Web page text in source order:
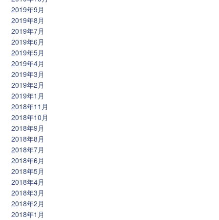
2019年9月
2019年8月
2019年7月
2019年6月
2019年5月
2019年4月
2019年3月
2019年2月
2019年1月
2018年11月
2018年10月
2018年9月
2018年8月
2018年7月
2018年6月
2018年5月
2018年4月
2018年3月
2018年2月
2018年1月